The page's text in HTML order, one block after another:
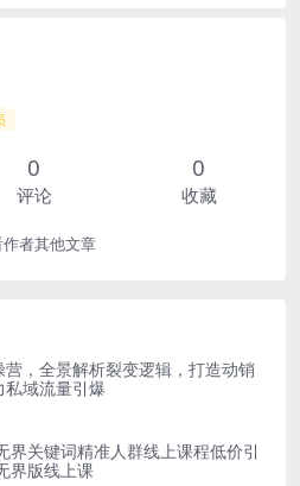
0
评论
0
收藏
作者其他文章
，全景解析裂变逻辑，打造动销
私域流量引爆
界关键词精准人群线上课程低价引
界版线上课